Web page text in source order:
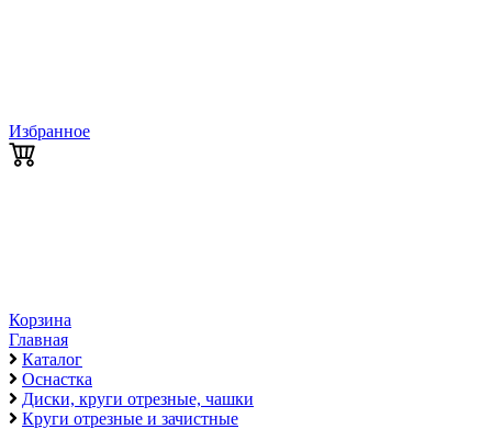
Избранное
Корзина
Главная
Каталог
Оснастка
Диски, круги отрезные, чашки
Круги отрезные и зачистные